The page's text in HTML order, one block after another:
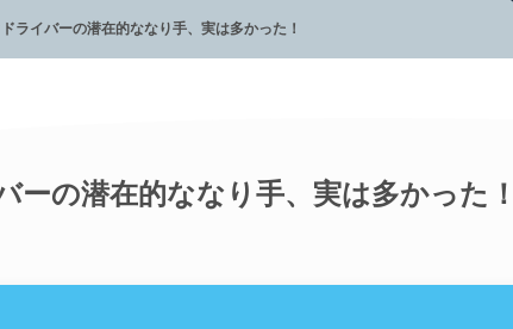
ドライバーの潜在的ななり手、実は多かった！
ーの潜在的ななり手、実は多かった！